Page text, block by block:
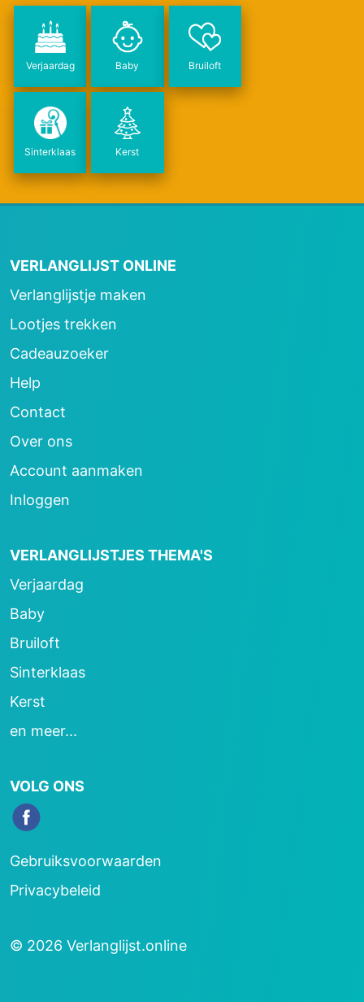
Verjaardag Baby Bruiloft
Sinterklaas Kerst
VERLANGLIJST ONLINE
Verlanglijstje maken
Lootjes trekken
Cadeauzoeker
Help
Contact
Over ons
Account aanmaken
Inloggen
VERLANGLIJSTJES THEMA'S
Verjaardag
Baby
Bruiloft
Sinterklaas
Kerst
en meer...
VOLG ONS
Gebruiksvoorwaarden
Privacybeleid
© 2026 Verlanglijst.online